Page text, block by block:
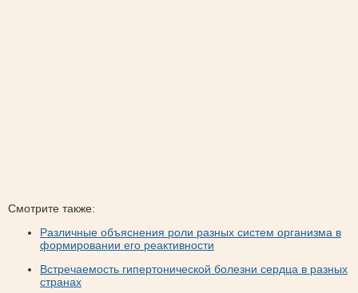
Смотрите также:
Различные объяснения роли разных систем организма в
формировании его реактивности
Встречаемость гипертонической болезни сердца в разных
странах